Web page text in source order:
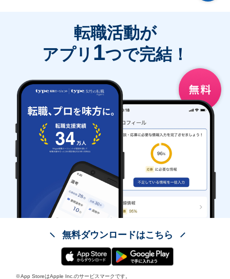
転職活動が
アプリ 1つで完結！
無料ダウンロードはこちら
※App StoreはApple Inc.のサービスマークです。